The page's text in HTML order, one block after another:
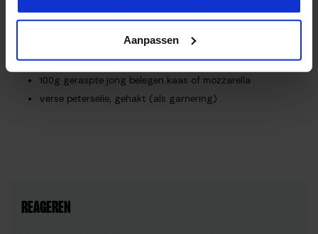
Aanpassen
1/2 theelepel oregano
peper en zout
100g geraspte jong belegen kaas of mozzarella
verse peterselie, gehakt (als garnering)
REAGEREN